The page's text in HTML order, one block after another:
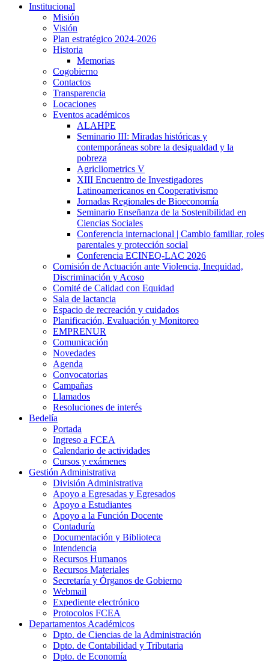
Institucional
Misión
Visión
Plan estratégico 2024-2026
Historia
Memorias
Cogobierno
Contactos
Transparencia
Locaciones
Eventos académicos
ALAHPE
Seminario III: Miradas históricas y
contemporáneas sobre la desigualdad y la
pobreza
Agricliometrics V
XIII Encuentro de Investigadores
Latinoamericanos en Cooperativismo
Jornadas Regionales de Bioeconomía
Seminario Enseñanza de la Sostenibilidad en
Ciencias Sociales
Conferencia internacional | Cambio familiar, roles
parentales y protección social
Conferencia ECINEQ-LAC 2026
Comisión de Actuación ante Violencia, Inequidad,
Discriminación y Acoso
Comité de Calidad con Equidad
Sala de lactancia
Espacio de recreación y cuidados
Planificación, Evaluación y Monitoreo
EMPRENUR
Comunicación
Novedades
Agenda
Convocatorias
Campañas
Llamados
Resoluciones de interés
Bedelía
Portada
Ingreso a FCEA
Calendario de actividades
Cursos y exámenes
Gestión Administrativa
División Administrativa
Apoyo a Egresadas y Egresados
Apoyo a Estudiantes
Apoyo a la Función Docente
Contaduría
Documentación y Biblioteca
Intendencia
Recursos Humanos
Recursos Materiales
Secretaría y Órganos de Gobierno
Webmail
Expediente electrónico
Protocolos FCEA
Departamentos Académicos
Dpto. de Ciencias de la Administración
Dpto. de Contabilidad y Tributaria
Dpto. de Economía